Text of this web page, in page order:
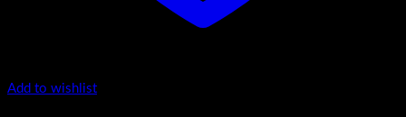
Add to wishlist